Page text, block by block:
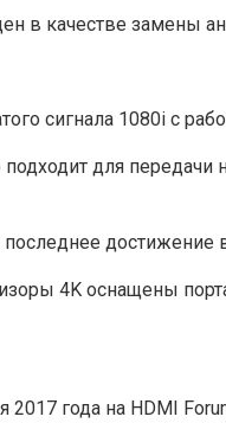
в качестве замены
сигнала 1080i с
для
достижение
4K оснащены
года на HDMI